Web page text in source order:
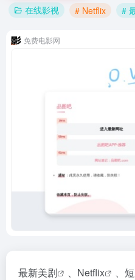
在线影视 # Netflix #
免费电影网
最新美剧 、 Netflix 、